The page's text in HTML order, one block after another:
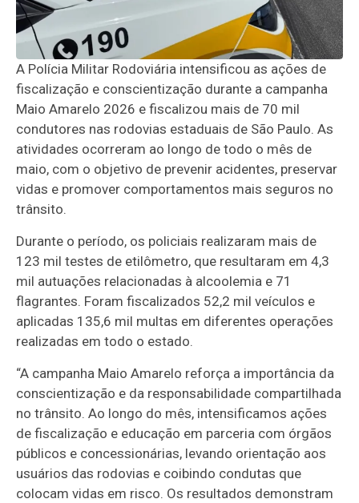
A Polícia Militar Rodoviária intensificou as ações de
fiscalização e conscientização durante a campanha
Maio Amarelo 2026 e fiscalizou mais de 70 mil
condutores nas rodovias estaduais de São Paulo. As
atividades ocorreram ao longo de todo o mês de
maio, com o objetivo de prevenir acidentes, preservar
vidas e promover comportamentos mais seguros no
trânsito.
Durante o período, os policiais realizaram mais de
123 mil testes de etilômetro, que resultaram em 4,3
mil autuações relacionadas à alcoolemia e 71
flagrantes. Foram fiscalizados 52,2 mil veículos e
aplicadas 135,6 mil multas em diferentes operações
realizadas em todo o estado.
“A campanha Maio Amarelo reforça a importância da
conscientização e da responsabilidade compartilhada
no trânsito. Ao longo do mês, intensificamos ações
de fiscalização e educação em parceria com órgãos
públicos e concessionárias, levando orientação aos
usuários das rodovias e coibindo condutas que
colocam vidas em risco. Os resultados demonstram